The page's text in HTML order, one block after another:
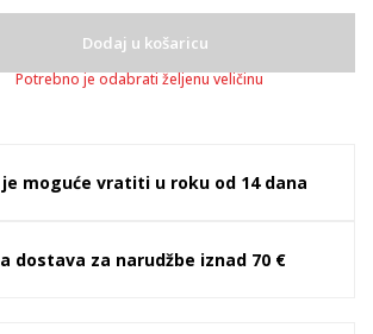
Dodaj u košaricu
Potrebno je odabrati željenu veličinu
moguće vratiti u roku od 14 dana
dostava za narudžbe iznad 70 €